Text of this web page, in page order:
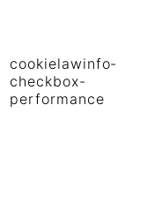
cookielawinfo-
checkbox-
performance